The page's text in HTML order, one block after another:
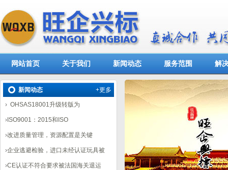
网站首页 关于我们 新闻动态 服务范围 解
+更多
新闻动态
› OHSAS18001升级转版为
› ISO9001：2015和ISO
›改进质量管理，资源配置是关键
›企业逃避检验，进口未经认证玩具被
›CE认证不符合要求被法国海关退运